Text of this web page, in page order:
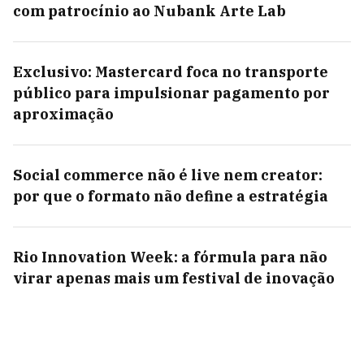
com patrocínio ao Nubank Arte Lab
Exclusivo: Mastercard foca no transporte
público para impulsionar pagamento por
aproximação
Social commerce não é live nem creator:
por que o formato não define a estratégia
Rio Innovation Week: a fórmula para não
virar apenas mais um festival de inovação